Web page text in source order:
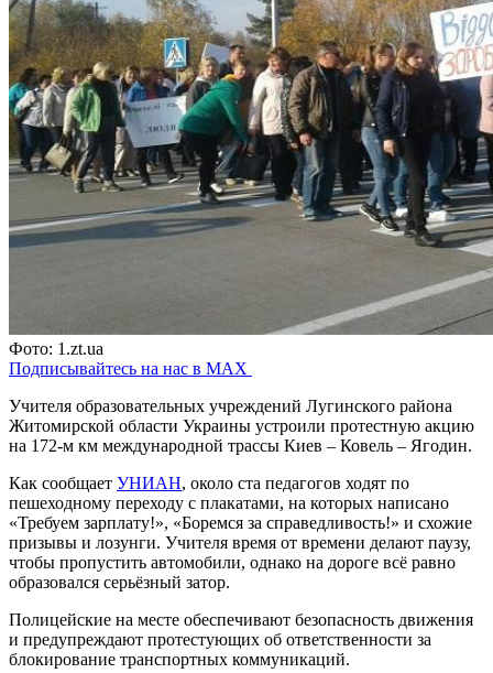
Фото: 1.zt.ua
Подписывайтесь на нас в MAX
Учителя образовательных учреждений Лугинского района
Житомирской области Украины устроили протестную акцию
на 172-м км международной трассы Киев – Ковель – Ягодин.
Как сообщает УНИАН, около ста педагогов ходят по
пешеходному переходу с плакатами, на которых написано
«Требуем зарплату!», «Боремся за справедливость!» и схожие
призывы и лозунги. Учителя время от времени делают паузу,
чтобы пропустить автомобили, однако на дороге всё равно
образовался серьёзный затор.
Полицейские на месте обеспечивают безопасность движения
и предупреждают протестующих об ответственности за
блокирование транспортных коммуникаций.